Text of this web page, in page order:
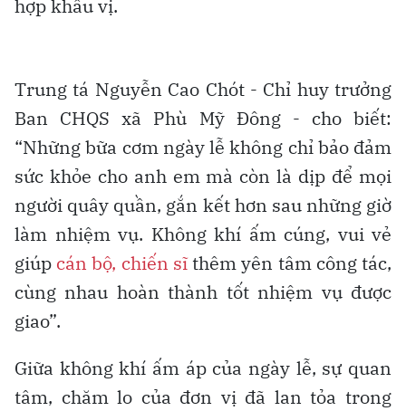
hợp khẩu vị.
Trung tá Nguyễn Cao Chót - Chỉ huy trưởng
Ban CHQS xã Phù Mỹ Đông - cho biết:
“Những bữa cơm ngày lễ không chỉ bảo đảm
sức khỏe cho anh em mà còn là dịp để mọi
người quây quần, gắn kết hơn sau những giờ
làm nhiệm vụ. Không khí ấm cúng, vui vẻ
giúp cán bộ, chiến sĩthêm yên tâm công tác,
cùng nhau hoàn thành tốt nhiệm vụ được
giao”.
Giữa không khí ấm áp của ngày lễ, sự quan
tâm, chăm lo của đơn vị đã lan tỏa trong